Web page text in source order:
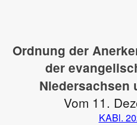
Ordnung der
der
Niedersachsen
Vom 11.
KABl.